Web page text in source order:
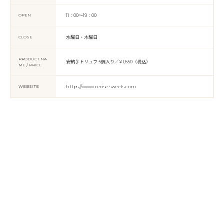
OPEN 11：00～19：00
CLOSE 水曜日・木曜日
PRODUCT NA
ME / PRICE
安納芋トリュフ 5個入り／¥1,650（税込）
WEBSITE https://www.cerise-sweets.com